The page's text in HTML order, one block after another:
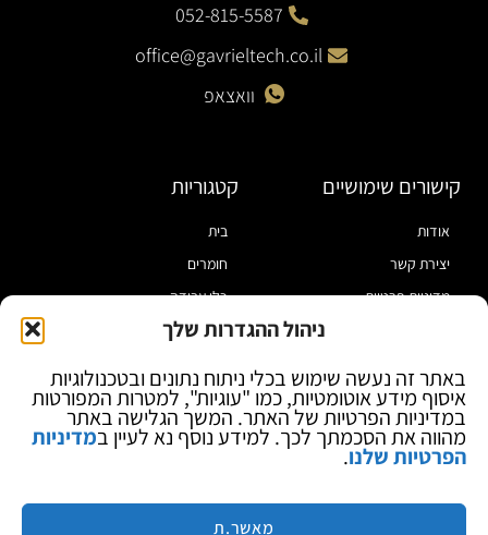
ניהול ההגדרות שלך
באתר זה נעשה שימוש בכלי ניתוח נתונים ובטכנולוגיות
איסוף מידע אוטומטיות, כמו "עוגיות", למטרות המפורטות
במדיניות הפרטיות של האתר. המשך הגלישה באתר
מהווה את הסכמתך לכך. למידע נוסף נא לעיין במדיניות
הפרטיות שלנו.
מאשר.ת
052-815-5587
office@gavrieltech.co.il
וואצאפ
קישורים שימושיים
אודות
יצירת קשר
מדיניות פרטיות
בלוג
קטגוריות
בית
חומרים
כלי עבודה
מוצרי הלחמה
ספקי כח ומודדים
ציוד אופטי להגדלה
מותגים